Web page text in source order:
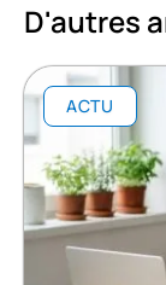
D'autres
ACTU